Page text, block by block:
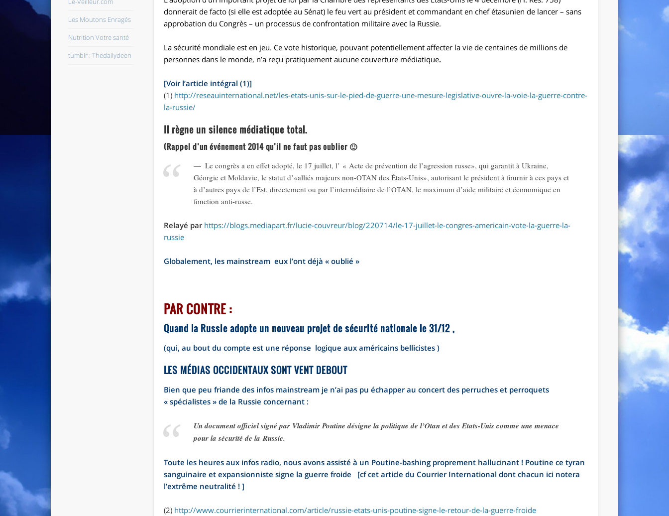
donnerait de facto (si elle est adoptée au Sénat) le feu vert au président et commandant en chef étasunien de lancer – sans
approbation du Congrès – un processus de confrontation militaire avec la Russie.
Lasécurité mondiale est en jeu. Ce vote historique, pouvant potentiellement affecter la vie de centaines de millions de
personnes dans le monde, n’a reçu pratiquement aucune couverture médiatique.
[Voir l’article intégral (1)]
(1) http://reseauinternational.net/les-etats-unis-sur-le-pied-de-guerre-une-mesure-legislative-ouvre-la-voie-la-guerre-contre-
la-russie/
Il règne un silence médiatique total.
(Rappel d’un événement 2014 qu’il ne faut pas oublier 🙂
Le congrès a en effet adopté, le 17 juillet, l’ « Acte de prévention de l’agression russe», qui garantit à Ukraine,
Géorgie et Moldavie, le statut d’«alliés majeurs non-OTAN des États-Unis», autorisant le président à fournir à ces pays et
à d’autres pays de l’Est, directement ou par l’intermédiaire de l’OTAN, le maximum d’aide militaire et économique en
fonction anti-russe.
Relayé par https://blogs.mediapart.fr/lucie-couvreur/blog/220714/le-17-juillet-le-congres-americain-vote-la-guerre-la-
russie
Globalement, les mainstream eux l’ont déjà « oublié »
PAR CONTRE :
Quand la Russie adopte un nouveau projet de sécurité nationale le31/12,
(qui, au bout du compte est une réponse logique aux américains bellicistes )
LES MÉDIAS OCCIDENTAUX SONT VENT DEBOUT
Bien que peu friande des infos mainstream je n’ai pas pu échapper au concert des perruches et perroquets
« spécialistes » de la Russie concernant :
Un document officiel signé par Vladimir Poutine désigne la politique de l’Otan et des Etats-Unis comme une menace
pour la sécurité de la Russie.
Toute les heures aux infos radio, nous avons assisté à un Poutine-bashing proprement hallucinant ! Poutine ce tyran
sanguinaire et expansionniste signe la guerre froide [cf cet article du Courrier International dont chacun ici notera
l’extrême neutralité ! ]
(2) http://www.courrierinternational.com/article/russie-etats-unis-poutine-signe-le-retour-de-la-guerre-froide
Les Moutons Enragés
Nutrition Votre santé
tumblr : Thedailydeen